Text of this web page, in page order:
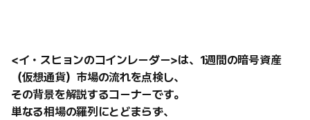
<イ・スヒョンのコインレーダー>は、1週間の暗号資産
（仮想通貨）市場の流れを点検し、
その背景を解説するコーナーです。
単なる相場の羅列にとどまらず、